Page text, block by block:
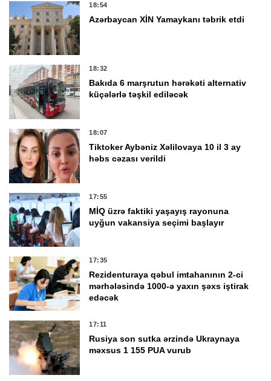
18:54
Azərbaycan XİN Yamaykanı təbrik etdi
18:32
Bakıda 6 marşrutun hərəkəti alternativ
küçələrlə təşkil ediləcək
18:07
Tiktoker Aybəniz Xəlilovaya 10 il 3 ay
həbs cəzası verildi
17:55
MİQ üzrə faktiki yaşayış rayonuna
uyğun vakansiya seçimi başlayır
17:35
Rezidenturaya qəbul imtahanının 2-ci
mərhələsində 1000-ə yaxın şəxs iştirak
edəcək
17:11
Rusiya son sutka ərzində Ukraynaya
məxsus 1 155 PUA vurub